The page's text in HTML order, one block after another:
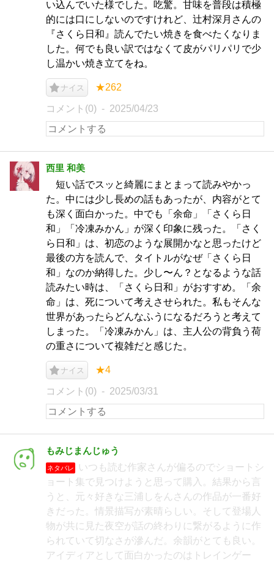
い込んでいた様でした。吃驚。甘味を普段は積極
的には口にしないのですけれど、辻村深月さんの
『さくら日和』読んでたい焼きを食べたくなりま
した。何でも良い訳ではなくて皮がパリパリで少
し温かい焼き立てをね。
ナイス ★262
コメント(0) 2025/04/23
西里 和美
短い話でスッと綺麗にまとまって読みやかっ
た。中には少し長めの話もあったが、内容がとて
も深く面白かった。中でも「余命」「さくら日
和」「冷凍みかん」が深く印象に残った。「さく
ら日和」は、初恋のような展開かなと思ったけど
最後の方を読んで、タイトルがなぜ「さくら日
和」なのか納得した。少し〜ん？となるような話
読みたい時は、「さくら日和」がおすすめ。「余
命」は、死について考えさせられた。私もそんな
世界があったらどんなふうになるだろうと考えて
しまった。「冷凍みかん」は、主人公の背負う荷
の重さについて複雑だと感じた。
ナイス ★4
コメント(0) 2025/03/31
もみじまんじゅう
ネタバレ
いつも読む作家さんが偏るのでショートシ
ョート集で見つけようと思って購入。結果から言
うと、元々好きな三浦しをんさんの作品が一番好
きだった。情景描写が素晴らしい。そして登場人
物が共に見た夜空が話の終わりに繋がるように作
られていて切なさが滲んだ。余韻がとても良い。
アイディアとして面白かったのはトレインゲー